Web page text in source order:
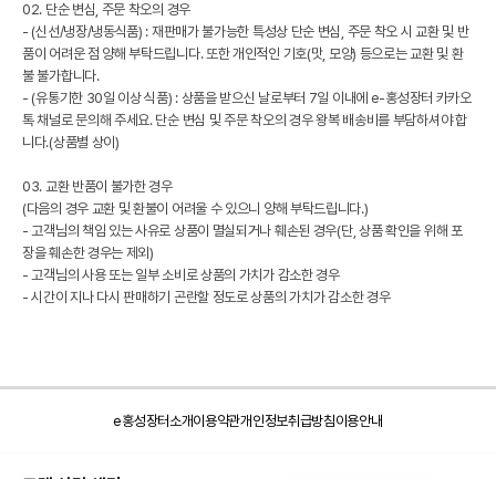
02. 단순 변심, 주문 착오의 경우
- (신선/냉장/냉동식품) : 재판매가 불가능한 특성상 단순 변심, 주문 착오 시 교환 및 반
품이 어려운 점 양해 부탁드립니다. 또한 개인적인 기호(맛, 모양) 등으로는 교환 및 환
불 불가합니다.
- (유통기한 30일 이상 식품) : 상품을 받으신 날로부터 7일 이내에 e-홍성장터 카카오
톡 채널로 문의해 주세요. 단순 변심 및 주문 착오의 경우 왕복 배송비를 부담하셔야 합
니다.(상품별 상이)
03. 교환 반품이 불가한 경우
(다음의 경우 교환 및 환불이 어려울 수 있으니 양해 부탁드립니다.)
- 고객님의 책임 있는 사유로 상품이 멸실되거나 훼손된 경우(단, 상품 확인을 위해 포
장을 훼손한 경우는 제외)
- 고객님의 사용 또는 일부 소비로 상품의 가치가 감소한 경우
- 시간이 지나 다시 판매하기 곤란할 정도로 상품의 가치가 감소한 경우
e홍성장터소개이용약관개인정보취급방침이용안내